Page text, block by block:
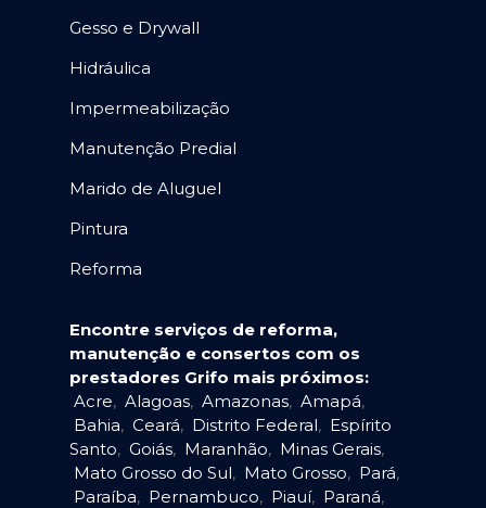
Gesso e Drywall
Hidráulica
Impermeabilização
Manutenção Predial
Marido de Aluguel
Pintura
Reforma
Encontre serviços de reforma,
manutenção e consertos com os
prestadores Grifo mais próximos:
Acre, Alagoas, Amazonas, Amapá,
Bahia, Ceará, Distrito Federal, Espírito
Santo, Goiás, Maranhão, Minas Gerais,
Mato Grosso do Sul, Mato Grosso, Pará,
Paraíba, Pernambuco, Piauí, Paraná,